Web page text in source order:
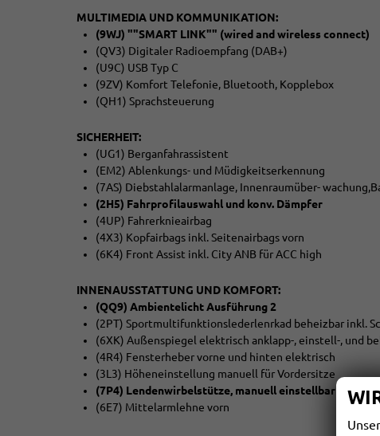
MULTIMEDIA UND KOMMUNIKATION:
(9WJ) ""SMART LINK"" (wired and wireless connect)
(QV3) Digitaler Radioempfang (DAB+)
(U9C) USB Typ C
(9ZV) Komfort Telefonie, Bluetooth, Kopplebox
(QH1) Sprachsteuerung
SICHERHEIT:
(UG1) Berganfahrassistent
(EM2) Ablenkungs- und Müdigkeitserkennung
(7AS) Diebstahlalarmanlage, Innenraumüber-
(2H5) Fahrprofilauswahl und konv. Dämpfer
(4UP) Fahrerknieairbag
(4X3) Kopfairbags inkl. Seitenairbags vorn
(6K4) Front Assist inkl. City ANB für ACC high
INNENAUSSTATTUNG UND KOMFORT:
(QQ9) Ambientelicht Ausführung 2
(2PT) Sportmultifunktionslederlenrkad beheizbar inkl.
(6XK) Außenspiegel elektrisch anklapp-, einstell-, und
(4R4) Fensterheber vorne und hinten elektrisch
(3L3) Höheneinstellung manuell für Vordersitze
(7P4) Lendenwirbelstütze, manuell einstellbar in
(6E7) Mittelarmlehne vorn